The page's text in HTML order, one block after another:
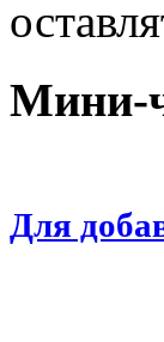
Мини-
Для